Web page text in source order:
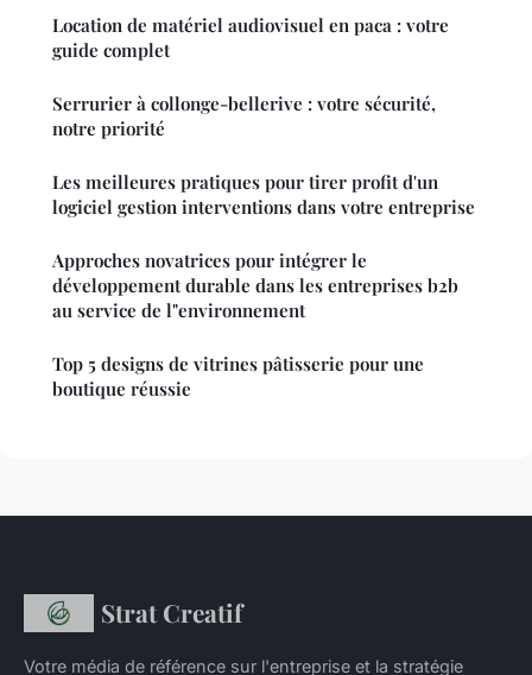
Location de matériel audiovisuel en paca : votre
guide complet
Serrurier à collonge-bellerive : votre sécurité,
notre priorité
Les meilleures pratiques pour tirer profit d'un
logiciel gestion interventions dans votre entreprise
Approches novatrices pour intégrer le
développement durable dans les entreprises b2b
au service de l"environnement
Top 5 designs de vitrines pâtisserie pour une
boutique réussie
Strat Creatif
Votre média de référence sur l'entreprise et la stratégie